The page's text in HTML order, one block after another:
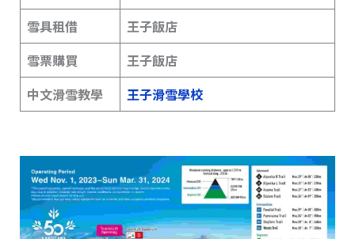
雪具租借
王子飯店
雪票購買
王子飯店
中文滑雪教學
王子滑雪學校